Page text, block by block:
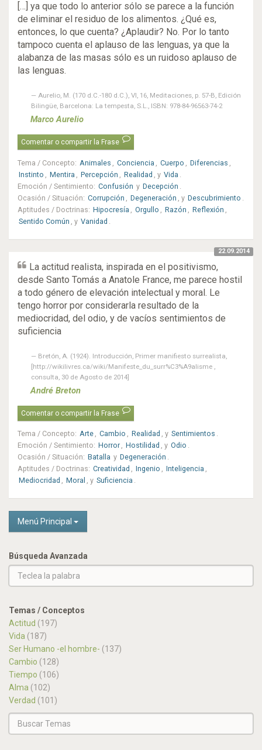
[…] ya que todo lo anterior sólo se parece a la función
de eliminar el residuo de los alimentos. ¿Qué es,
entonces, lo que cuenta? ¿Aplaudir? No. Por lo tanto
tampoco cuenta el aplauso de las lenguas, ya que la
alabanza de las masas sólo es un ruidoso aplauso de
las lenguas.
Aurelio, M. (170 d.C.-180 d.C.), VI, 16, Meditaciones, p. 57-B, Edición
Bilingüe, Barcelona: La tempesta, S.L., ISBN: 978-84-96563-74-2
Marco Aurelio
Comentar o compartir la Frase
Tema / Concepto: Animales Conciencia Cuerpo Diferencias
Instinto
Mentira Percepción Realidad , y Vida
Emoción / Sentimiento: Confusión y Decepción
Ocasión / Situación: Corrupción Degeneración , y Descubrimiento
Aptitudes / Doctrinas: Hipocresía Orgullo Razón Reflexión
Sentido Común , y Vanidad
22.09.2014
La actitud realista, inspirada en el positivismo,
desde Santo Tomás a Anatole France, me parece hostil
a todo género de elevación intelectual y moral. Le
tengo horror por considerarla resultado de la
mediocridad, del odio, y de vacíos sentimientos de
suficiencia
Bretón, A. (1924). Introducción, Primer manifiesto surrealista,
[http://wikilivres.ca/wiki/Manifeste_du_surr%C3%A9alisme ,
consulta, 30 de Agosto de 2014]
André Breton
Comentar o compartir la Frase
Tema / Concepto: Arte , Cambio , Realidad , y Sentimientos .
Emoción / Sentimiento: Horror , Hostilidad , y Odio .
Ocasión / Situación: Batalla y Degeneración .
Aptitudes / Doctrinas: Creatividad , Ingenio , Inteligencia ,
Mediocridad , Moral , y Suficiencia .
Menú Principal
Búsqueda Avanzada
Temas / Conceptos
Actitud (197)
Vida (187)
Ser Humano -el hombre- (137)
Cambio (128)
Tiempo (106)
Alma (102)
Verdad (101)